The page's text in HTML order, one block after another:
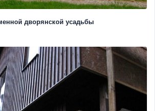
дворянской усадьбы